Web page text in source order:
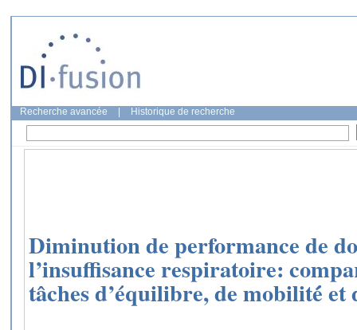
Recherche avancée Historique de recherche
Diminution de performance de
l’insuffisance respiratoire:
tâches d’équilibre, de mobilité́ et